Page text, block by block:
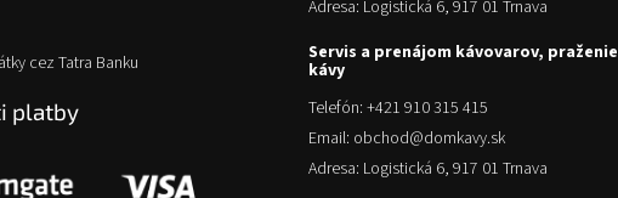
cez Tatra Banku
platby
Adresa: Logistická 6, 917 01 Trnava
Servis a prenájom kávovarov, praženie
kávy
Telefón: +421 910 315 415
Email: obchod@domkavy.sk
Adresa: Logistická 6, 917 01 Trnava